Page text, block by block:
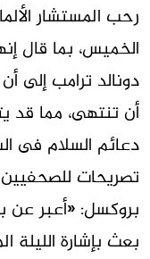
رحب المستشار
الخميس، بما قال
دونالد ترامب إلى
أن تنتهى، ​مما قد
دعائم السلام ​فى
تصريحات للصحفيين
بروكسل: «أعبر عن
بعث ​بإشارة الليلة